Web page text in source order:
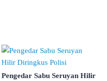
Pengedar Sabu Seruyan Hilir